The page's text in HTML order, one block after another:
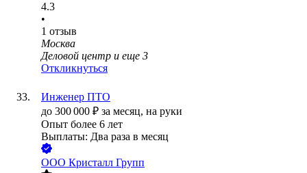
4.3
•
1 отзыв
Москва
Деловой центр и еще 3
Откликнуться
Инженер ПТО
до 300 000 ₽ за месяц, на руки
Опыт более 6 лет
Выплаты: Два раза в месяц
ООО Кристалл Групп